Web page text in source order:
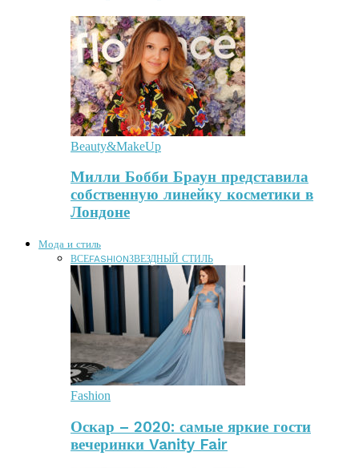
Beauty&MakeUp
Милли Бобби Браун представила
собственную линейку косметики в
Лондоне
Мода и стиль
ВСЕFASHIONЗВЕЗДНЫЙ СТИЛЬ
Fashion
Оскар – 2020: самые яркие гости
вечеринки Vanity Fair